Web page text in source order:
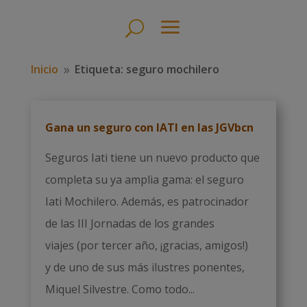
Inicio 9 Etiqueta: seguro mochilero
Gana un seguro con IATI en las JGVbcn
Seguros Iati tiene un nuevo producto que
completa su ya amplia gama: el seguro
Iati Mochilero. Además, es patrocinador
de las III Jornadas de los grandes
viajes (por tercer año, ¡gracias, amigos!)
y de uno de sus más ilustres ponentes,
Miquel Silvestre. Como todo...